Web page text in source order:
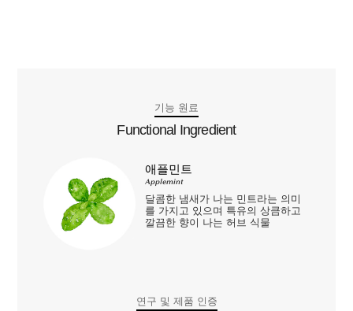
기능 원료
Functional Ingredient
애플민트
Applemint
달콤한 냄새가 나는 민트라는 의미
를 가지고 있으며 특유의 상큼하고
깔끔한 향이 나는 허브 식물
연구 및 제품 인증